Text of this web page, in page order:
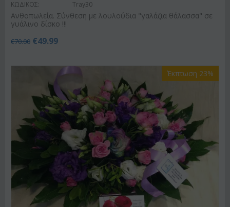
ΚΩΔΙΚΟΣ: Tray30
Ανθοπωλεία. Σύνθεση με λουλούδια "γαλάζια θάλασσα" σε
γυάλινο δίσκο !!!
€70.00 €49.99
Έκπτωση 23%